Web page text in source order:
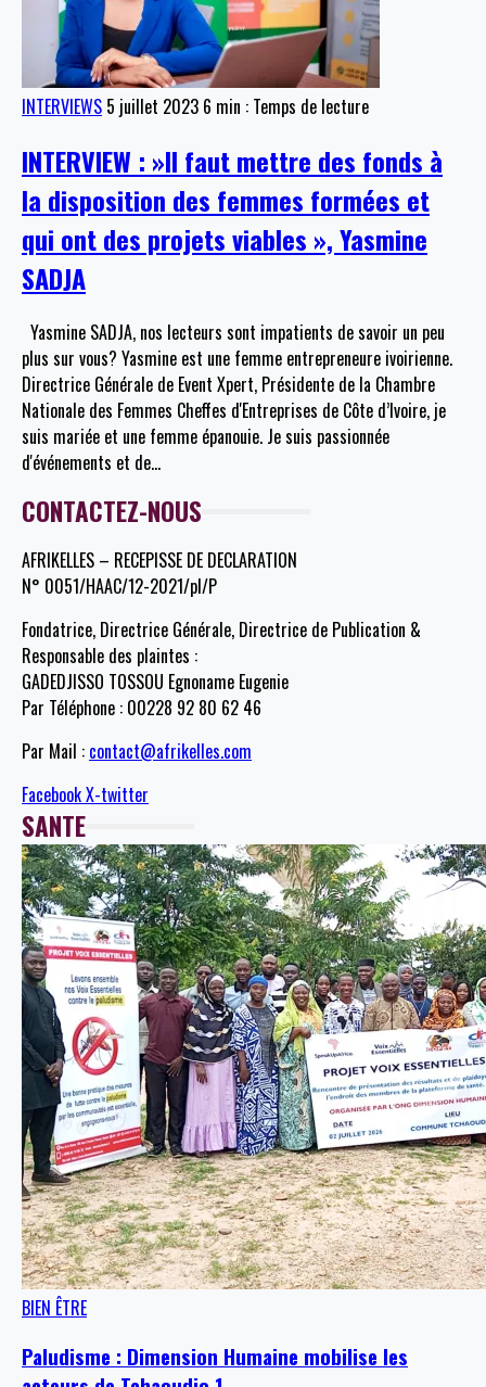
INTERVIEWS 5 juillet 2023 6 min : Temps de lecture
INTERVIEW : »Il faut mettre des fonds à
la disposition des femmes formées et
qui ont des projets viables », Yasmine
SADJA
Yasmine SADJA, nos lecteurs sont impatients de savoir un peu
plus sur vous? Yasmine est une femme entrepreneure ivoirienne.
Directrice Générale de Event Xpert, Présidente de la Chambre
Nationale des Femmes Cheffes d'Entreprises de Côte d’Ivoire, je
suis mariée et une femme épanouie. Je suis passionnée
d'événements et de…
CONTACTEZ-NOUS
AFRIKELLES – RECEPISSE DE DECLARATION
N° 0051/HAAC/12-2021/pl/P
Fondatrice, Directrice Générale, Directrice de Publication &
Responsable des plaintes :
GADEDJISSO TOSSOU Egnoname Eugenie
Par Téléphone : 00228 92 80 62 46
Par Mail : contact@afrikelles.com
FacebookX-twitter
SANTE
BIEN ÊTRE
Paludisme : Dimension Humaine mobilise les